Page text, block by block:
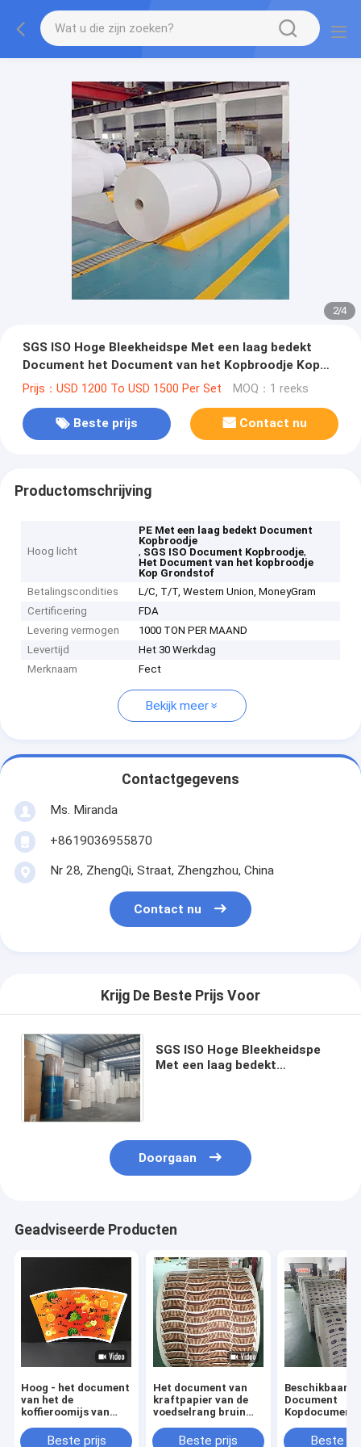
2/4
SGS ISO Hoge Bleekheidspe Met een laag bedekt
Document het Document van het Kopbroodje Kop
Grondstof
Prijs：USD 1200 To USD 1500 Per Set MOQ：1 reeks
Beste prijs Contact nu
Productomschrijving
Hoog licht
PE Met een laag bedekt Document
Kopbroodje
, SGS ISO Document Kopbroodje,
Het Document van het kopbroodje
Kop Grondstof
Betalingscondities
L/C, T/T, Western Union, MoneyGram
Certificering
FDA
Levering vermogen
1000 TON PER MAAND
Levertijd
Het 30 Werkdag
Merknaam
Fect
Bekijk meer
Contactgegevens
Ms. Miranda
+8619036955870
Nr 28, ZhengQi, Straat, Zhengzhou, China
Contact nu
Krijg De Beste Prijs Voor
SGS ISO Hoge Bleekheidspe
Met een laag bedekt
Doorgaan
Geadviseerde Producten
Hoog - het document
van het de
koffieroomijs van
kwaliteits100% puree
Beste prijs
Het document van
kraftpapier van de
voedselrang bruin
vriendschappelijk
Beste prijs
Beschikbaar
Document
Kopdocument
Broodjes Bruin
Beste